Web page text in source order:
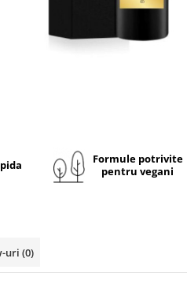
Formule potrivite
pentru vegani
uri (0)